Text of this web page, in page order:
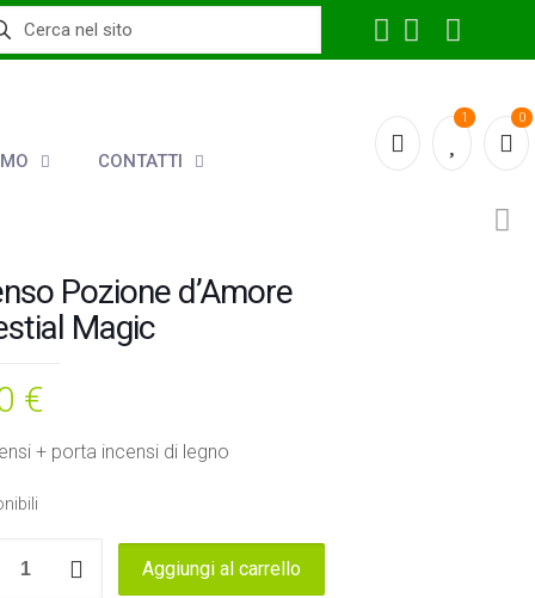
CONTATTI
1 0
Pozione d’Amore
Magic
€
+ porta incensi di legno
Aggiungi al carrello